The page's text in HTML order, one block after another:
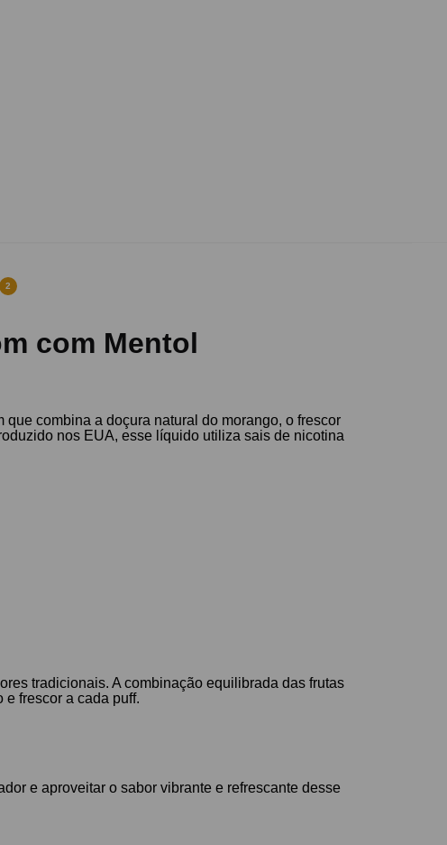
2
com Mentol
combina a doçura natural do morango, o frescor
nos EUA, esse líquido utiliza sais de nicotina
tradicionais. A combinação equilibrada das frutas
frescor a cada puff.
e aproveitar o sabor vibrante e refrescante desse